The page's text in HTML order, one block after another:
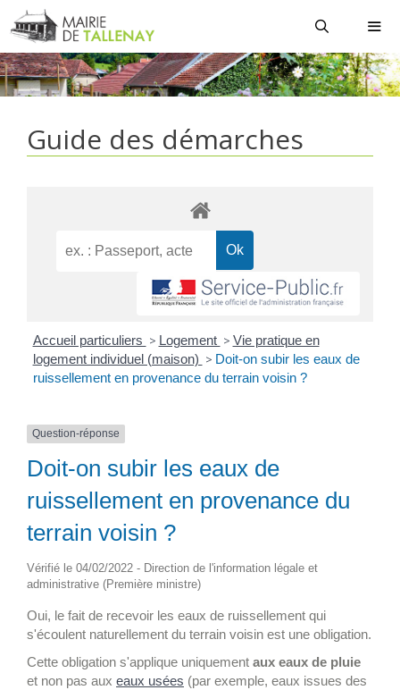
Aller
au
contenu
Guide des démarches
Accueil particuliers > Logement > Vie pratique en
logement individuel (maison) > Doit-on subir les eaux de
ruissellement en provenance du terrain voisin ?
Question-réponse
Doit-on subir les eaux de
ruissellement en provenance du
terrain voisin ?
Vérifié le 04/02/2022 - Direction de l'information légale et
administrative (Première ministre)
Oui, le fait de recevoir les eaux de ruissellement qui
s'écoulent naturellement du terrain voisin est une obligation.
Cette obligation s'applique uniquement aux eaux de pluie
et non pas aux eaux usées (par exemple, eaux issues des